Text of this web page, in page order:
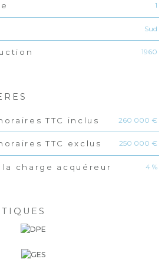
1
Sud
1960
TTC inclus 260 000 €
TTC exclus 250 000 €
la charge acquéreur 4 %